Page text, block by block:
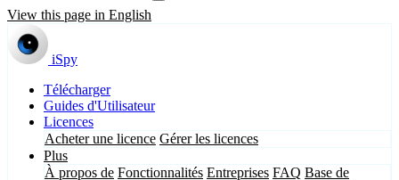
View this page in English
iSpy
Télécharger
Guides d'Utilisateur
Licences
Acheter une licence Gérer les licences
Plus
À propos de Fonctionnalités Entreprises FAQ Base de